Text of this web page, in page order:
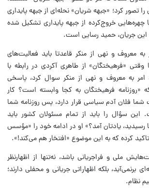
تصور کرد؛ «جبهه شریان» نحله‌ای از جبهه پایداری
خروج‌کرده از جبهه پایداری تشکیل شده
جریان، حمید رسایی است.
معروف و نهی از منکر قاعدتا باید فعالیت‌های
«فرهیختگان» از طاهری آکردی در رابطه با
به معروف و نهی از منکر سوال کرد، پاسخی
فرهیختگان به کجا وابسته است؟ کار
فلان آدم سیاسی قرار دارد، پس روزنامه شما
سؤال را باید از تمام مسئولان کشور باید
رسیدید، یادتان آمد؟» او در ادامه خود را «مؤسس
کرده که به این موضوع «افتخار هم می‌کند!».
ملی و فراجریانی باشد، نه‌تنها از اظهارنظر
برنمی‌آید، بلکه اظهاراتی جریانی و محفلی دارند؛
نظام.